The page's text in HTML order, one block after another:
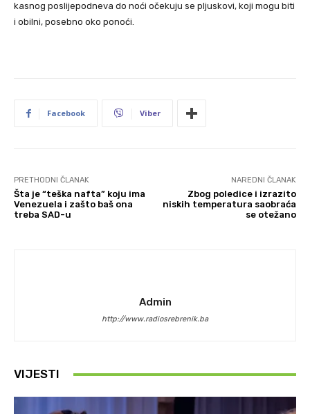
kasnog poslijepodneva do noći očekuju se pljuskovi, koji mogu biti
i obilni, posebno oko ponoći.
Facebook Viber
PRETHODNI ČLANAK
Šta je “teška nafta” koju ima
Venezuela i zašto baš ona
treba SAD-u
NAREDNI ČLANAK
Zbog poledice i izrazito
niskih temperatura saobraća
se otežano
Admin
http://www.radiosrebrenik.ba
VIJESTI